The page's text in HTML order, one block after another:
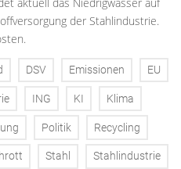
der Stahlindustrie.
DSV Emissionen EU
ING KI Klima
Politik Recycling
Stahl Stahlindustrie